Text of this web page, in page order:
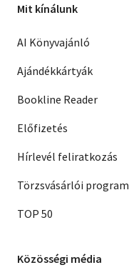
Mit kínálunk
AI Könyvajánló
Ajándékkártyák
Bookline Reader
Előfizetés
Hírlevél feliratkozás
Törzsvásárlói program
TOP 50
Közösségi média